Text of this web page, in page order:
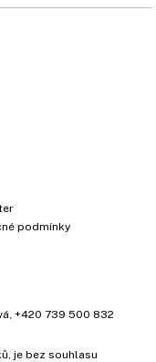
podmínky
, +420 739 500 832
je bez souhlasu